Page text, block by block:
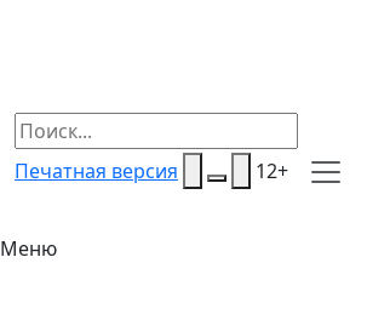
Печатная версия 12+
Меню